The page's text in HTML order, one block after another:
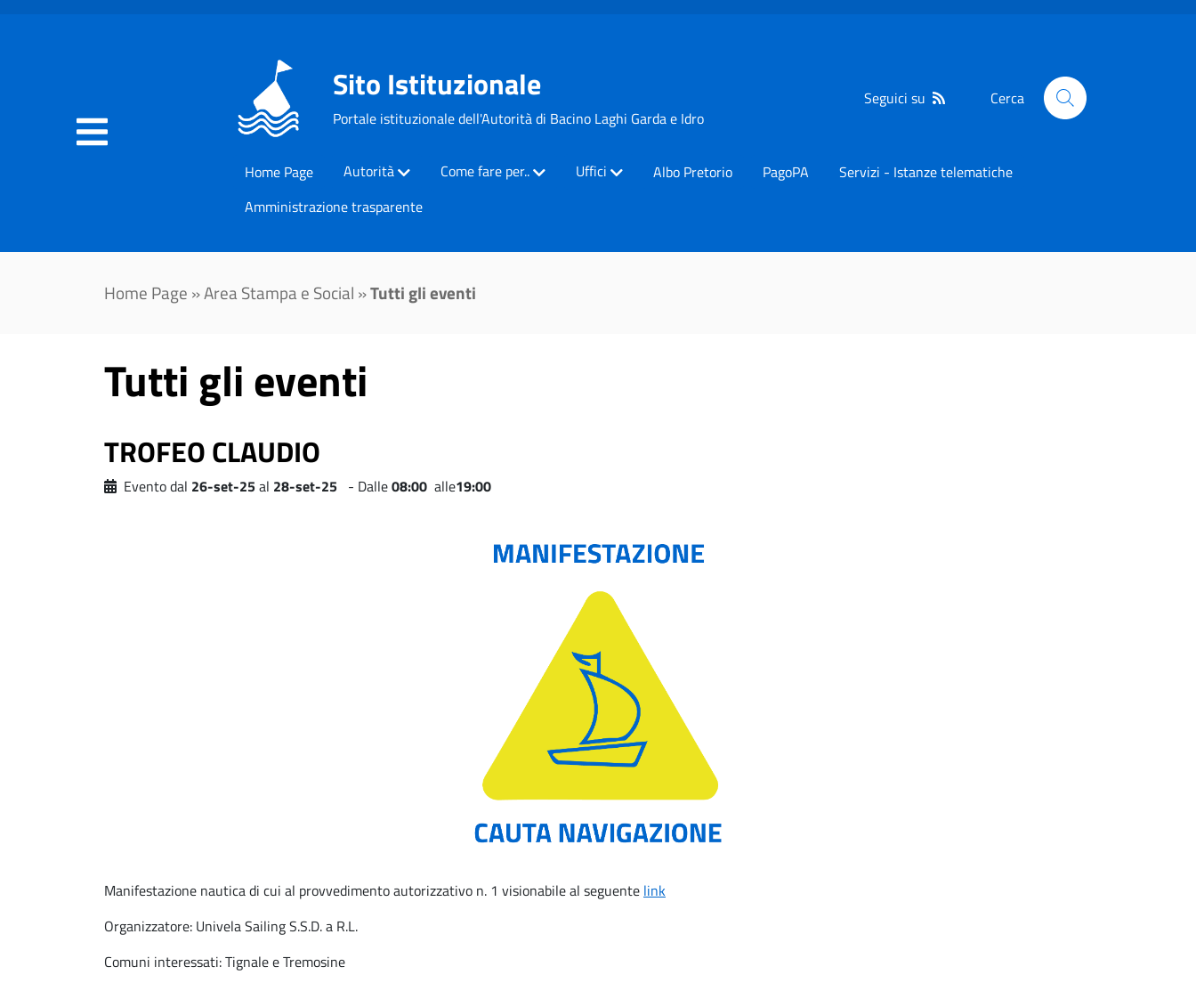
Sito Istituzionale
Portale istituzionale dell'Autorità di Bacino Laghi Garda e Idro
Seguici su Cerca
Home Page Autorità Come fare per.. Uffici Albo Pretorio PagoPA
Servizi - Istanze telematiche
Amministrazione trasparente
Home Page »Area Stampa e Social »Tutti gli eventi
Tutti gli eventi
TROFEO CLAUDIO
Evento dal 26-set-25al 28-set-25 - Dalle08:00 alle19:00
Manifestazione nautica di cui al provvedimento autorizzativo n. 1 visionabile al seguente link
Organizzatore: Univela Sailing S.S.D. a R.L.
Comuni interessati: Tignale e Tremosine